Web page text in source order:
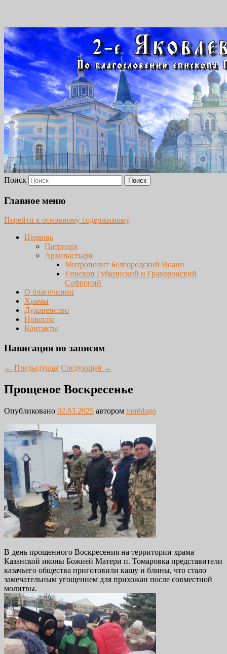
2-Е ЯКОВЛЕВСКОЕ
БЛАГОЧИНИЕ
Поиск
Главное меню
Перейти к основному содержимому
Церковь
Патриарх
Архипастыри
Митрополит Белгородский Иоанн
Епископ Губкинский и Граворонский
Софроний
О благочинии
Храмы
Духовенство
Новости
Контакты
Навигация по записям
← Предыдущая Следующая →
Прощеное Воскресенье
Опубликовано 02.03.2025 автором tomblago
В день прощенного Воскресения на территории храма
Казанской иконы Божией Матери п. Томаровка представители
казачьего общества приготовили кашу и блины, что стало
замечательным угощением для прихожан после совместной
молитвы.